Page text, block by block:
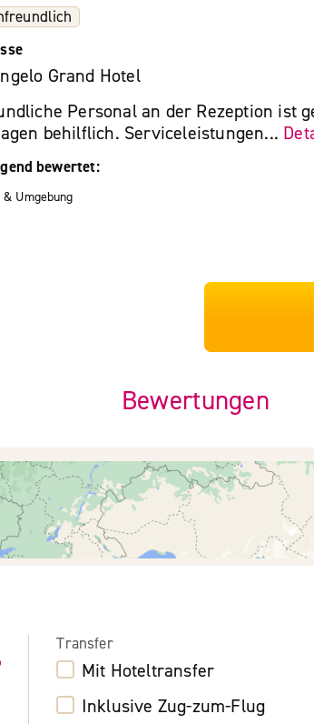
Grand Hotel
Personal an der Rezeption ist
behilflich. Serviceleistungen...
bewertet:
& Umgebung
Bewertungen
Transfer
Mit Hoteltransfer
Inklusive Zug-zum-Flug